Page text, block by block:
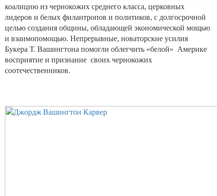
коалицию из чернокожих среднего класса, церковных
лидеров и белых филантропов и политиков, с долгосрочной
целью создания общины, обладающей экономической мощью
и взаимопомощью. Непрерывные, новаторские усилия
Букера Т. Вашингтона помогли облегчить «белой» Америке
восприятие и признание своих чернокожих
соотечественников.